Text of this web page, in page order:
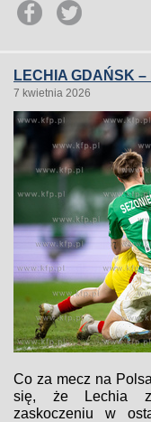
LECHIA GDAŃSK
7 kwietnia 2026
Co za mecz na
się, że Lechia
zaskoczeniu w